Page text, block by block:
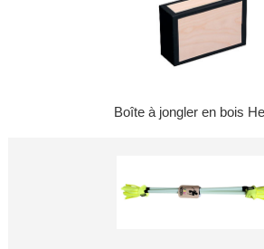
Boîte à jongler en bois